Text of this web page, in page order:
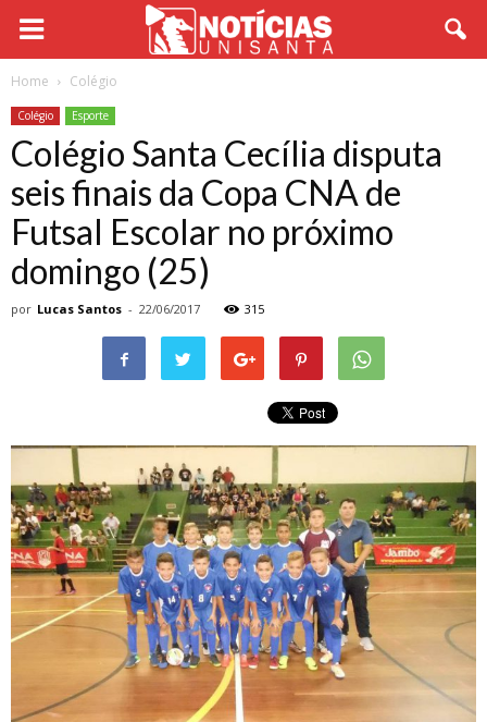
Home Colégio
Colégio Esporte
Colégio Santa Cecília disputa
seis finais da Copa CNA de
Futsal Escolar no próximo
domingo (25)
por Lucas Santos - 22/06/2017 315